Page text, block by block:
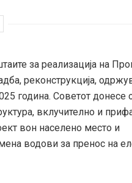
за реализација на
реконструкција,
година. Советот донесе
вклучително и
вон населено место и
водови за пренос на